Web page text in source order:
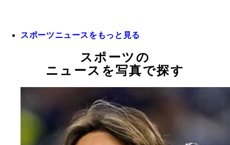
スポーツニュースをもっと見る
スポーツの
ニュースを写真で探す